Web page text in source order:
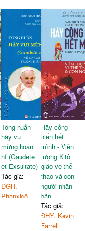
Tông huấn
hãy vui
mừng hoan
hỉ (Gaudete
et Exsultate)
Tác giả:
ĐGH.
Phanxicô
Hãy cống
hiến hết
mình - Viễn
tượng Kitô
giáo về thể
thao và con
người nhân
bản
Tác giả:
ĐHY. Kevin
Farrell